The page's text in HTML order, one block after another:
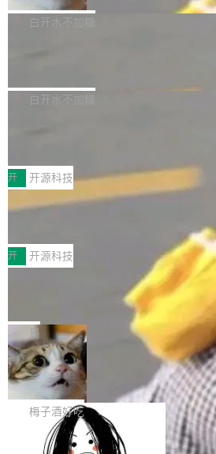
貌。数据显示，微软和 Meta 主要依托充
代码、验证结果的 AI 终端工具。 据介绍
个主 agent 循环，外加一组后台 agent。
构建流程可以分为四个环节：建图 → 控
白开水不加糖
库，并将作为transport接入Mooncake
MPComm将作为一种传输引擎接入
ENT，实现零拷贝传输性能提升30%、非
传输性能最高提升5倍。UCL-MPComm
于自研UCL-Engine通信引擎，后续腾讯
持续开源更多基于UCL-Engine的高性能
件。 腾讯网平团队在UCL-MPComm中
个独立于业务线程的全局通信引擎（
白开水不加糖
型案例入选名单》，深信服“面向企业研发
开源 AI 编程平台 CoStrict 应用”凭借卓越
创新与落地成效成功入选。 全链路私有化
助力企业AI研发安全落地 当前，越来越
经开始引入 AI Coding 工具，通过调用
型或企业内部部署模型提升研发效率。
Coding 从个人辅助工具逐步走向团队级
级应用，企业在规模化落地过程中，对安
可控性和代码质量提出了更高要求。 首
安全与合规要求。对于大多数普通研发
有云模型能够满足快速试用和效率提升的
但对于金融、能源、医疗等对数据安全
开 开源科技
深信服AI算力网关入选工信部人工智能
前不久，工业和信息化部正式发布《
智能应用典型案例名单》，集中展示人
各领域的应用成果，覆盖技术底座、行
产品应用、支撑保障、专题等五大方向。
AI算力网关（AI创新平台）成功入选！
各业的Agent走向规模化建设，算力构成
渐丰富，用户关注的重点也在发生变化
让AI用起来，还要进一步看清混合算力时
Token花在哪里、算力是否被充分利用，
续增长的AI成本该如何优化。 深信服AI
正是围绕这些实际问题，从Token治理和
理两个方面，让用户的每一份算力都看得
开 开源科技
Jeff Dean 离开 Google：一个时代
束，一个实验室的开始
Google 员工编号 20。MapReduce 作
Bigtable 作者之一。TensorFlow 的作者
Gemini 的架构师。Google 首席科学家
ean 在 Google 工作了 27 年后，宣布离
不是一个人走。一同离开的还有 Sanjay
wat（Google 员工编号 23，Jeff Dean
年的编程搭档，MapReduce 和
作者）、Quoc Le（Google 大脑核心成
局
🔥 SolonCode v2026.8.4 发布：界面
字体可调、22 种语言、记忆搜索增强
打开终端就能上岗的全中文编码智能体
把「看得清、用母语、记得住」三件事
齐。 SolonCode 是什么 SolonCode 是
耳科技研发的企业级终端编码智能体——
梅子酒好吃
让“代码语义理解”深度释放AI Coding